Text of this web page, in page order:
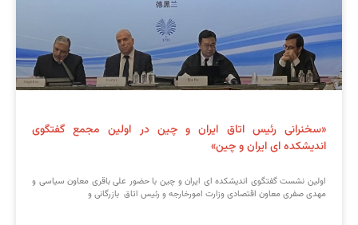
«سخنرانی رئیس اتاق ایران و چین در اولین مجمع گفتگوی
اندیشکده ای ایران و چین»
اولین نشست گفتگوی اندیشکده ای ایران و چین با حضور علی باقری معاون سیاسی و
مهدی صفری معاون اقتصادی وزارت امورخارجه و رئیس اتاق بازرگانی و